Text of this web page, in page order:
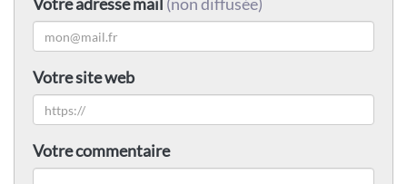
Votre site web
Votre commentaire